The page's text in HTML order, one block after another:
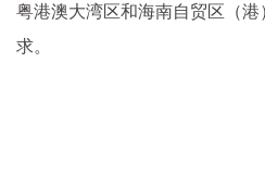
粤港澳大湾区和海南自贸区（
求。